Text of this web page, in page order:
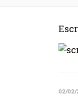
02/02/